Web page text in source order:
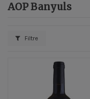
AOP Banyuls
Filtre